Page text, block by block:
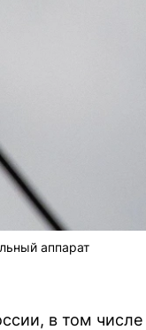
аппарат
в том